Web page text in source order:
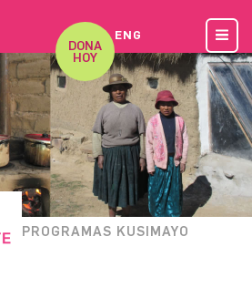
DONA
HOY
ENG
PROGRAMAS KUSIMAYO